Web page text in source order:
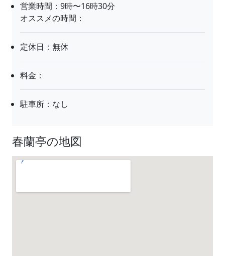
営業時間：9時〜16時30分
オススメの時間：
定休日：無休
料金：
駐車所：なし
春蘭亭の地図